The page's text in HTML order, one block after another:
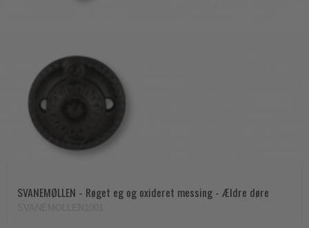
SVANEMØLLEN - Røget eg og oxideret messing - Ældre døre